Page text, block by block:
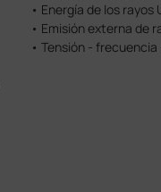
• Energía de los rayos
• Emisión externa de
• Tensión -